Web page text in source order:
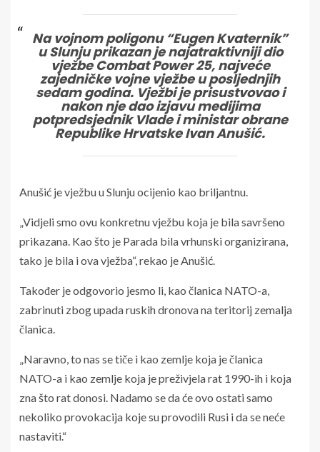
Na vojnom poligonu “Eugen Kvaternik”
u Slunju prikazan je najatraktivniji dio
vježbe Combat Power 25, najveće
zajedničke vojne vježbe u posljednjih
sedam godina. Vježbi je prisustvovao i
nakon nje dao izjavu medijima
potpredsjednik Vlade i ministar obrane
Republike Hrvatske Ivan Anušić.
Anušić je vježbu u Slunju ocijenio kao briljantnu.
„Vidjeli smo ovu konkretnu vježbu koja je bila savršeno
prikazana. Kao što je Parada bila vrhunski organizirana,
tako je bila i ova vježba“, rekao je Anušić.
Također je odgovorio jesmo li, kao članica NATO-a,
zabrinuti zbog upada ruskih dronova na teritorij zemalja
članica.
„Naravno, to nas se tiče i kao zemlje koja je članica
NATO-a i kao zemlje koja je preživjela rat 1990-ih i koja
zna što rat donosi. Nadamo se da će ovo ostati samo
nekoliko provokacija koje su provodili Rusi i da se neće
nastaviti.“